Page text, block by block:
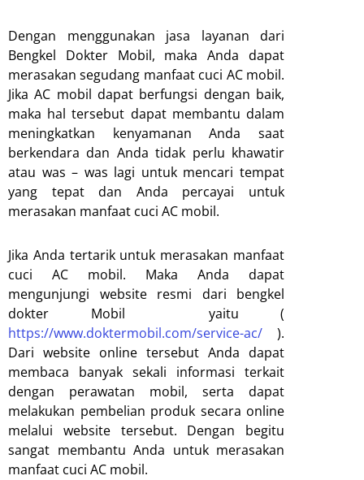
Dengan menggunakan jasa layanan dari
Bengkel Dokter Mobil, maka Anda dapat
merasakan segudang manfaat cuci AC mobil.
Jika AC mobil dapat berfungsi dengan baik,
maka hal tersebut dapat membantu dalam
meningkatkan kenyamanan Anda saat
berkendara dan Anda tidak perlu khawatir
atau was – was lagi untuk mencari tempat
yang tepat dan Anda percayai untuk
merasakan manfaat cuci AC mobil.
Jika Anda tertarik untuk merasakan manfaat
cuci AC mobil. Maka Anda dapat
mengunjungi website resmi dari bengkel
dokter Mobil yaitu (
https://www.doktermobil.com/service-ac/ ).
Dari website online tersebut Anda dapat
membaca banyak sekali informasi terkait
dengan perawatan mobil, serta dapat
melakukan pembelian produk secara online
melalui website tersebut. Dengan begitu
sangat membantu Anda untuk merasakan
manfaat cuci AC mobil.